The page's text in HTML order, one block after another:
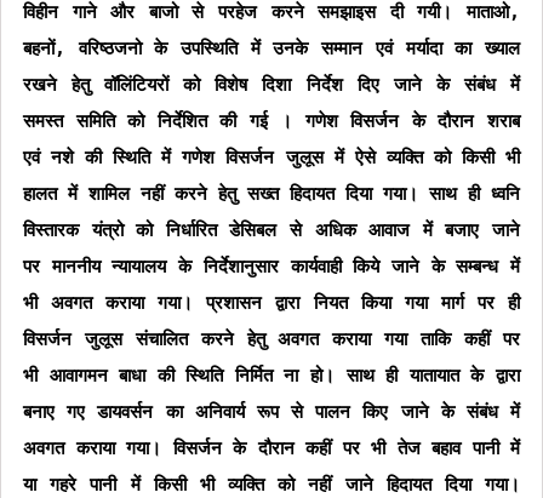
विहीन गाने और बाजो से परहेज करने समझाइस दी गयी। माताओ,
बहनों, वरिष्ठजनो के उपस्थिति में उनके सम्मान एवं मर्यादा का ख्याल
रखने हेतु वॉलिंटियरों को विशेष दिशा निर्देश दिए जाने के संबंध में
समस्त समिति को निर्देशित की गई । गणेश विसर्जन के दौरान शराब
एवं नशे की स्थिति में गणेश विसर्जन जुलूस में ऐसे व्यक्ति को किसी भी
हालत में शामिल नहीं करने हेतु सख्त हिदायत दिया गया। साथ ही ध्वनि
विस्तारक यंत्रो को निर्धारित डेसिबल से अधिक आवाज में बजाए जाने
पर माननीय न्यायालय के निर्देशानुसार कार्यवाही किये जाने के सम्बन्ध में
भी अवगत कराया गया। प्रशासन द्वारा नियत किया गया मार्ग पर ही
विसर्जन जुलूस संचालित करने हेतु अवगत कराया गया ताकि कहीं पर
भी आवागमन बाधा की स्थिति निर्मित ना हो। साथ ही यातायात के द्वारा
बनाए गए डायवर्सन का अनिवार्य रूप से पालन किए जाने के संबंध में
अवगत कराया गया। विसर्जन के दौरान कहीं पर भी तेज बहाव पानी में
या गहरे पानी में किसी भी व्यक्ति को नहीं जाने हिदायत दिया गया।